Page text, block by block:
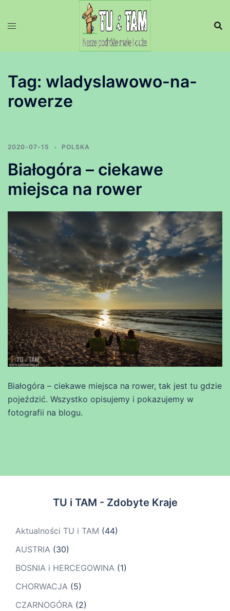
Tag: wladyslawowo-na-
rowerze
2020-07-15 POLSKA
Białogóra – ciekawe
miejsca na rower
Białogóra – ciekawe miejsca na rower, tak jest tu gdzie
pojeździć. Wszystko opisujemy i pokazujemy w
fotografii na blogu.
TU i TAM - Zdobyte Kraje
Aktualności TU i TAM (44)
AUSTRIA (30)
BOSNIA i HERCEGOWINA (1)
CHORWACJA (5)
CZARNOGÓRA (2)